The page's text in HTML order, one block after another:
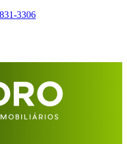
3306